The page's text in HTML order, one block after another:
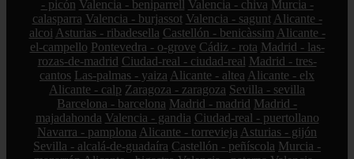
- picón Valencia - beniparrell Valencia - chiva Murcia -
calasparra Valencia - burjassot Valencia - sagunt Alicante -
alcoi Asturias - ribadesella Castellón - benicàssim Alicante -
el-campello Pontevedra - o-grove Cádiz - rota Madrid - las-
rozas-de-madrid Ciudad-real - ciudad-real Madrid - tres-
cantos Las-palmas - yaiza Alicante - altea Alicante - elx
Alicante - calp Zaragoza - zaragoza Sevilla - sevilla
Barcelona - barcelona Madrid - madrid Madrid -
majadahonda Valencia - gandia Ciudad-real - puertollano
Navarra - pamplona Alicante - torrevieja Asturias - gijón
Sevilla - alcalá-de-guadaíra Castellón - peñíscola Murcia -